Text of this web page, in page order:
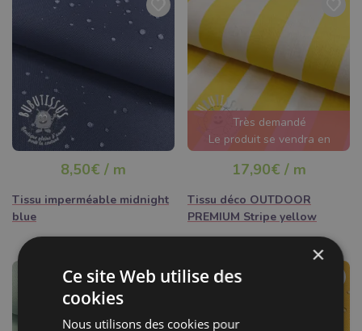
8,50€ / m
Tissu imperméable midnight
blue
Très demandé
Le produit se vendra en
quelques heures
17,90€ / m
Tissu déco OUTDOOR
PREMIUM Stripe yellow
×
Ce site Web utilise des
cookies
Nous utilisons des cookies pour